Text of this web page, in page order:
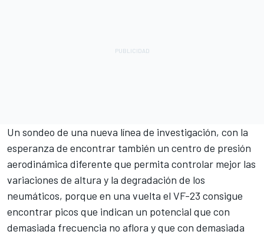
Un sondeo de una nueva línea de investigación, con la
esperanza de encontrar también un centro de presión
aerodinámica diferente que permita controlar mejor las
variaciones de altura y la degradación de los
neumáticos, porque en una vuelta el VF-23 consigue
encontrar picos que indican un potencial que con
demasiada frecuencia no aflora y que con demasiada